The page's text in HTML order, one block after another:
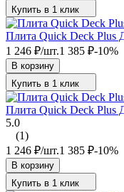
Купить в 1 клик
Плита Quick Deck Plus
1 246 ₽/шт.1 385 ₽-10%
В корзину
Купить в 1 клик
Плита Quick Deck Plus
5.0
(1)
1 246 ₽/шт.1 385 ₽-10%
В корзину
Купить в 1 клик